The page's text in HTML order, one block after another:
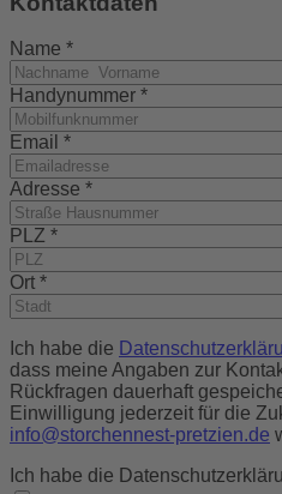
Name *
Handynummer *
Email *
Adresse *
PLZ *
Ort *
Ich habe die
dass meine Angaben zur
Rückfragen dauerhaft
Einwilligung jederzeit für die
info@storchennest-pretzien.de
Ich habe die